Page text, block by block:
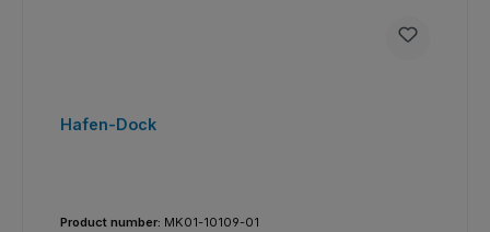
Hafen-Dock
Product number: MK01-10109-01